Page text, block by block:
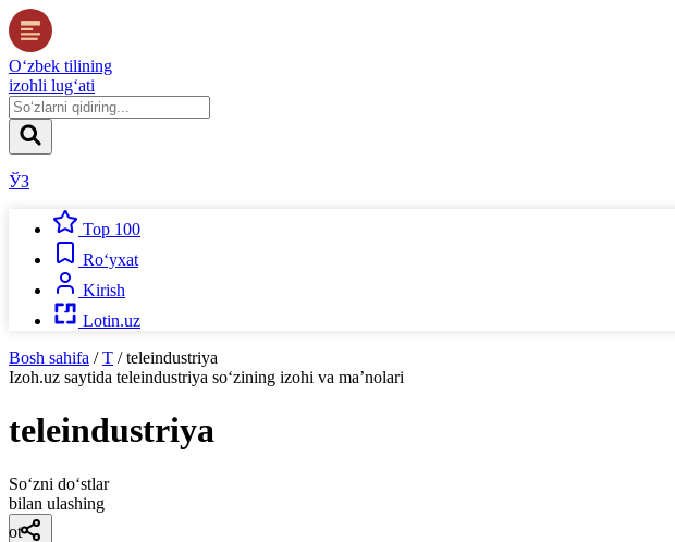
O‘zbek tilining
izohli lug‘ati
ЎЗ
Top 100
Ro‘yxat
Kirish
Lotin.uz
Bosh sahifa / T / teleindustriya
Izoh.uz saytida teleindustriya so‘zining izohi va ma’nolari
teleindustriya
So‘zni do‘stlar
bilan ulashing
ot